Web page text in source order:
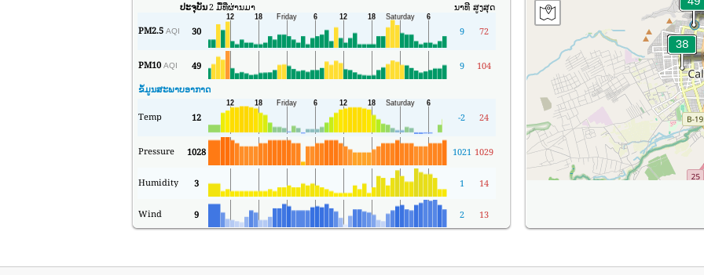
ປະຈຸບັນ2 ມື້ທີ່ຜ່ານມາ ນາທີ ສູງສຸດ
PM2.5 AQI 30 9 72
PM10 AQI 49 9
104
ຂໍ້ມູນສະພາບອາກາດ
Temp 12 -2 24
Pressure 1028 1021 1029
Humidity 3 1 14
Wind 9 2 13